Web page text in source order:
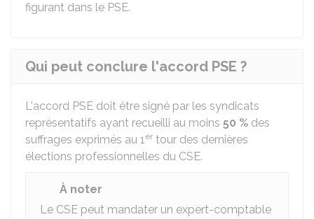
figurant dans le PSE.
Qui peut conclure l'accord PSE ?
L'accord PSE doit être signé par les syndicats
représentatifs ayant recueilli au moins 50 % des
suffrages exprimés au 1er tour des dernières
élections professionnelles du CSE.
À noter
Le CSE peut mandater un expert-comptable